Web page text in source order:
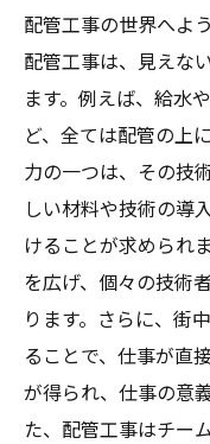
配管工事の魅
える
配管工事の世界へよ
配管工事は、見えな
ます。例えば、給水
ど、全ては配管の上
力の一つは、その技
しい材料や技術の導
けることが求められ
を広げ、個々の技術
ります。さらに、街
ることで、仕事が直
が得られ、仕事の意
た、配管工事はチー